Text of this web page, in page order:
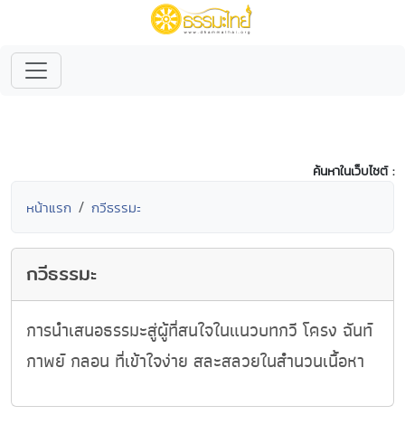
ค้นหาในเว็บไซต์ :
หน้าแรก กวีธรรมะ
กวีธรรมะ
การนำเสนอธรรมะสู่ผู้ที่สนใจในแนวบทกวี โครง ฉันท์
กาพย์ กลอน ที่เข้าใจง่าย สละสลวยในสำนวนเนื้อหา